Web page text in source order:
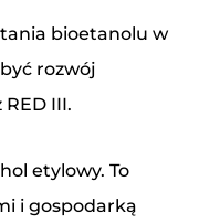
bioetanolu w
rozwój
III.
etylowy. To
i gospodarką